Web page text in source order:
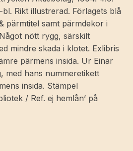
Rikt illustrerad. Förlagets blå
pärmtitel samt pärmdekor i
nött rygg, särskilt
mindre skada i klotet. Exlibris
pärmens insida. Ur Einar
med hans nummeretikett
insida. Stämpel
/ Ref. ej hemlån’ på